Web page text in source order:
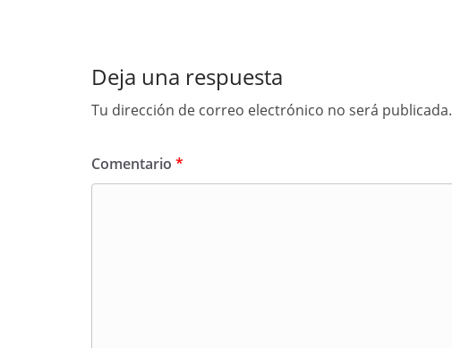
Deja una respuesta
Tu dirección de correo electrónico no será publicada.
Comentario *